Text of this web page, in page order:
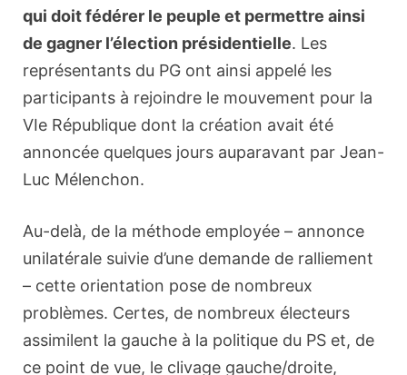
qui doit fédérer le peuple et permettre ainsi
de gagner l’élection présidentielle. Les
représentants du PG ont ainsi appelé les
participants à rejoindre le mouvement pour la
VIe République dont la création avait été
annoncée quelques jours auparavant par Jean-
Luc Mélenchon.
Au-delà, de la méthode employée – annonce
unilatérale suivie d’une demande de ralliement
– cette orientation pose de nombreux
problèmes. Certes, de nombreux électeurs
assimilent la gauche à la politique du PS et, de
ce point de vue, le clivage gauche/droite,